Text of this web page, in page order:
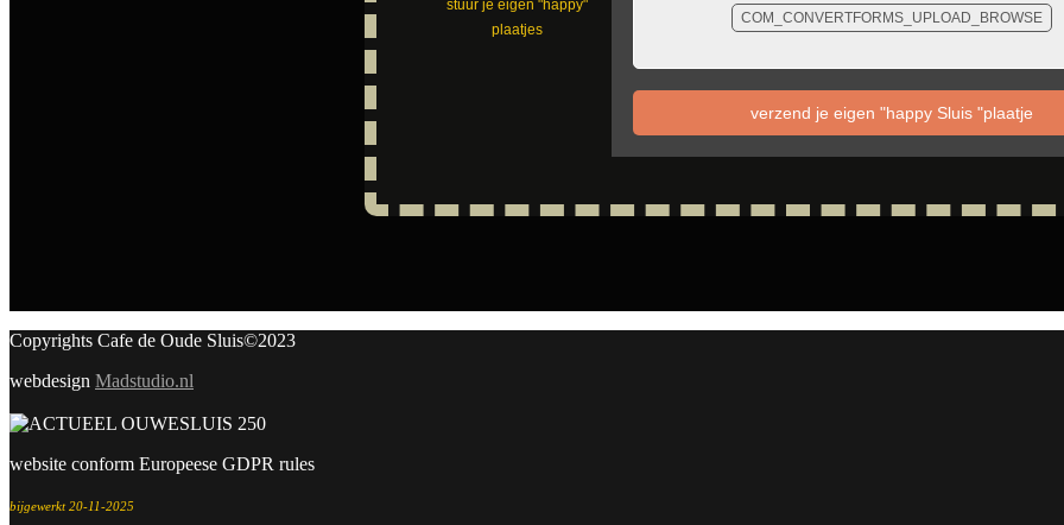
stuur je eigen "happy"
plaatjes
COM_CONVERTFORMS_UPLOAD_BROWSE
verzend je eigen "happy Sluis "plaatje
Copyrights Cafe de Oude Sluis©2023
webdesign Madstudio.nl
website conform Europeese GDPR rules
bijgewerkt 20-11-2025